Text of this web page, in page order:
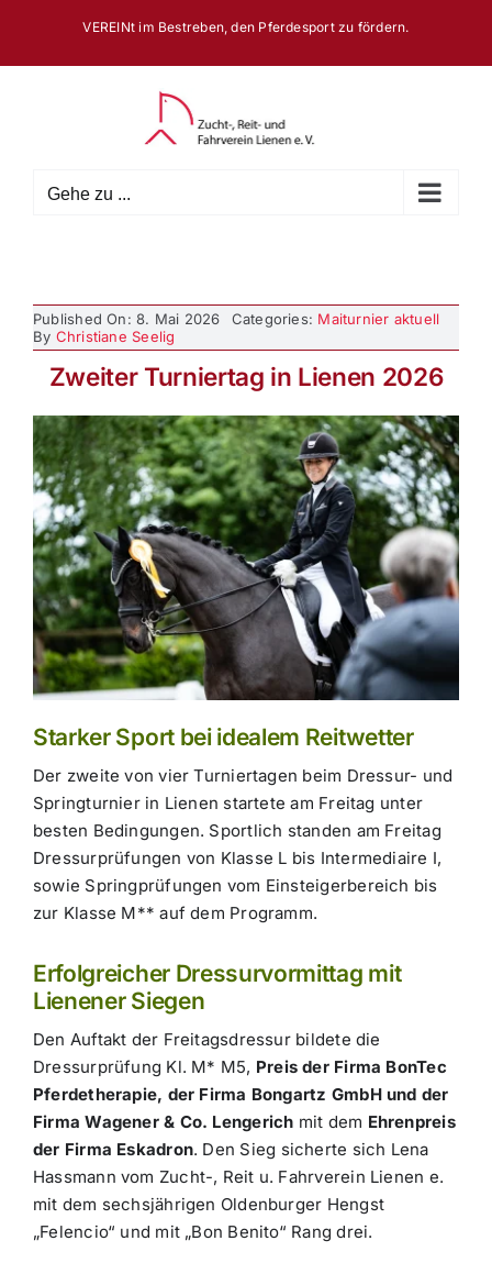
springen
VEREINt im Bestreben, den Pferdesport zu fördern.
Gehe zu ...
Published On: 8. Mai 2026 Categories: Maiturnier aktuell
By Christiane Seelig
Zweiter Turniertag in Lienen 2026
Starker Sport bei idealem Reitwetter
Der zweite von vier Turniertagen beim Dressur- und
Springturnier in Lienen startete am Freitag unter
besten Bedingungen. Sportlich standen am Freitag
Dressurprüfungen von Klasse L bis Intermediaire I,
sowie Springprüfungen vom Einsteigerbereich bis
zur Klasse M** auf dem Programm.
Erfolgreicher Dressurvormittag mit
Lienener Siegen
Den Auftakt der Freitagsdressur bildete die
Dressurprüfung Kl. M* M5, Preis der Firma BonTec
Pferdetherapie, der Firma Bongartz GmbH und der
Firma Wagener & Co. Lengerich mit dem Ehrenpreis
der Firma Eskadron. Den Sieg sicherte sich Lena
Hassmann vom Zucht-, Reit u. Fahrverein Lienen e.
mit dem sechsjährigen Oldenburger Hengst
„Felencio“ und mit „Bon Benito“ Rang drei.